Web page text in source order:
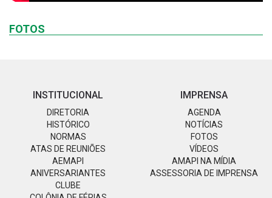
FOTOS
INSTITUCIONAL
DIRETORIA
HISTÓRICO
NORMAS
ATAS DE REUNIÕES
AEMAPI
ANIVERSARIANTES
CLUBE
IMPRENSA
AGENDA
NOTÍCIAS
FOTOS
VÍDEOS
AMAPI NA MÍDIA
ASSESSORIA DE IMPRENSA